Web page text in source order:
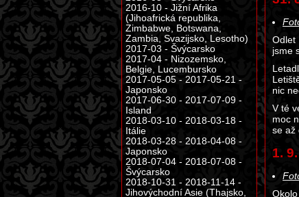
Odlet
jsme
nic
V té
moc
se až
1.
2016-10 - Jižní Afrika
(Jihoafrická republika,
Zimbabwe, Botswana,
Zambia, Svazijsko, Lesotho)
2017-03 - Švýcarsko
2017-04 - Nizozemsko,
Belgie, Lucembursko
2017-05-05 - 2017-05-21 -
Japonsko
2017-06-30 - 2017-07-09 -
Island
2018-03-10 - 2018-03-18 -
Itálie
2018-03-28 - 2018-04-08 -
Japonsko
2018-07-04 - 2018-07-08 -
Švýcarsko
2018-10-31 - 2018-11-14 -
Jihovýchodní Asie (Thajsko,